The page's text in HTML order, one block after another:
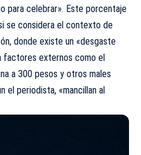
para celebrar». Este porcentaje
se considera el contexto de
donde existe un «desgaste
factores externos como el
a 300 pesos y otros males
el periodista, «mancillan al